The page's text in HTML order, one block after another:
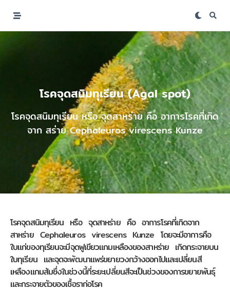
โรคจุดสนิมทุเรียน (Agal spot)
โรคจุดสนิมทุเรียน หรือ จุดสาหร่าย คือ อาการโรคที่เกิด
จาก สร่าย Cephaleuros virescens Kunze
โรคจุดสนิมทุเรียน หรือ จุดสาหร่าย คือ อาการโรคที่เกิดจาก
สาหร่าย Cephaleuros virescens Kunze โดยจะมีอาการคือ
ใบแก่ของทุเรียนจะมีจุดฟูเขียวแกมเหลืองของสาหร่าย เกิดกระจายบน
ใบทุเรียน และจุดจะพัฒนาแพร่ขยายวงกว้างออกไปและเปลี่ยนสี
เหลืองแกมส้มซึ่งในช่วงนี้ที่ระยะเปลี่ยนสีจะเป็นช่วงของการขยายพันธ์ุ
และกระจายตัวของเชื้อราก่อโรค